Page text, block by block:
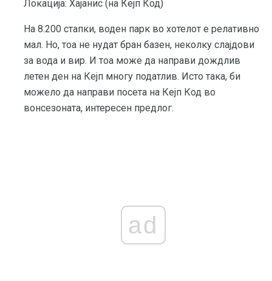
Локација: Хајанис (на Кејп Код)
На 8.200 стапки, воден парк во хотелот е релативно
мал. Но, тоа не нудат бран базен, неколку слајдови
за вода и вир. И тоа може да направи дождлив
летен ден на Кејп многу податлив. Исто така, би
можело да направи посета на Кејп Код во
вонсезоната, интересен предлог.
ad